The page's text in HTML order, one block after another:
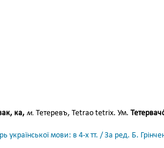
ка, м. Тетеревъ, Tetrao tetrix. Ум.
української мови: в 4-х тт. / За ред. Б.